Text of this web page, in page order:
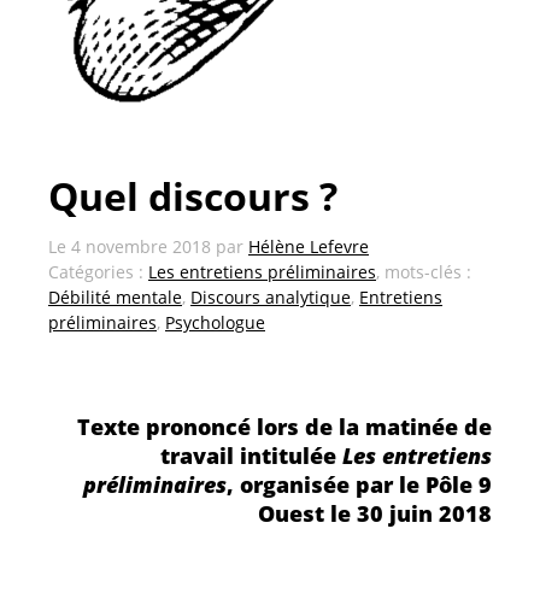
Quel discours ?
Le 4 novembre 2018 par Hélène Lefevre
Catégories : Les entretiens préliminaires, mots-clés :
Débilité mentale, Discours analytique, Entretiens
préliminaires, Psychologue
Texte prononcé lors de la matinée de
travail intitulée Les entretiens
préliminaires, organisée par le Pôle 9
Ouest le 30 juin 2018